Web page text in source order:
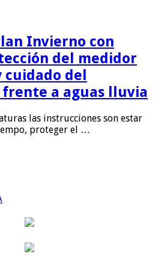
Invierno con
del medidor
cuidado del
a aguas lluvia
las instrucciones son estar
proteger el …